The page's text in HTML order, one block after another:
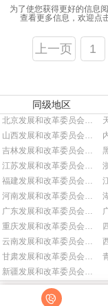
为了使您获得更好的信息
查看更多信息，欢迎点
上一页 1
同级地区